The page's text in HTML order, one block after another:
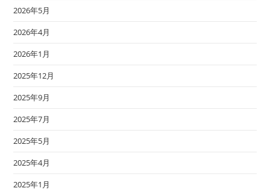
2026年5月
2026年4月
2026年1月
2025年12月
2025年9月
2025年7月
2025年5月
2025年4月
2025年1月